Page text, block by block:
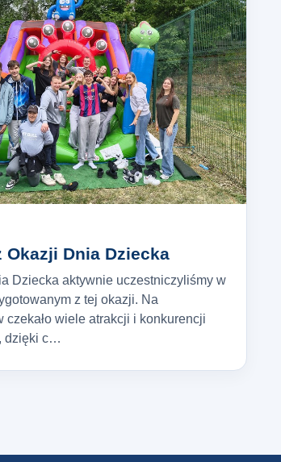
Okazji Dnia Dziecka
Dziecka aktywnie uczestniczyliśmy w
z tej okazji. Na
czekało wiele atrakcji i konkurencji
dzięki c…